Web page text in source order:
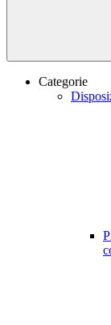
Categorie